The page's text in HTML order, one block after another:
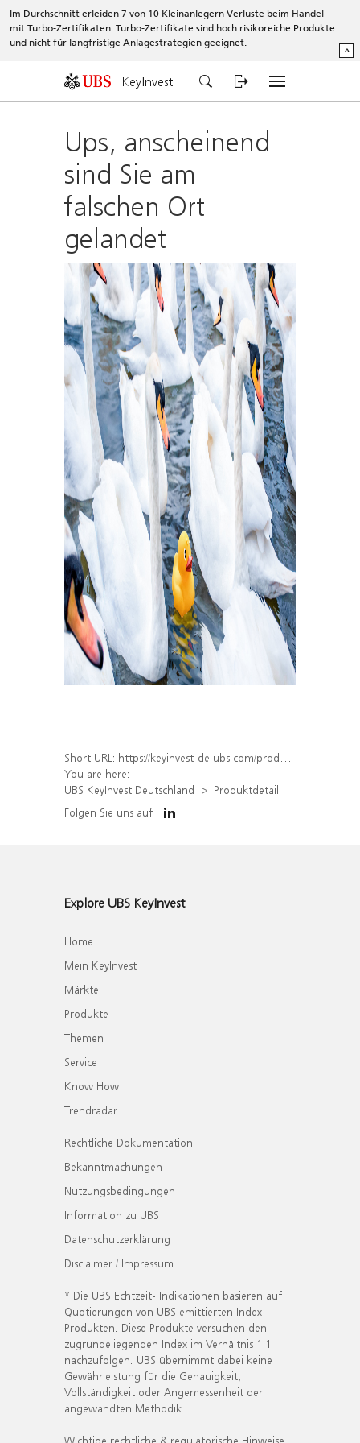
Im Durchschnitt erleiden 7 von 10 Kleinanlegern Verluste beim Handel
mit Turbo-Zertifikaten. Turbo-Zertifikate sind hoch risikoreiche Produkte
und nicht für langfristige Anlagestrategien geeignet.
^
KeyInvest
Ups, anscheinend
sind Sie am
falschen Ort
gelandet
Short URL: https://keyinvest-de.ubs.com/produkt/detail/index/isin/DE000WA4XGX4
You are here:
UBS KeyInvest Deutschland
Produktdetail
Folgen Sie uns auf
Explore UBS KeyInvest
Home
Mein KeyInvest
Märkte
Produkte
Themen
Service
Know How
Trendradar
Rechtliche Dokumentation
Bekanntmachungen
Nutzungsbedingungen
Information zu UBS
Datenschutzerklärung
Disclaimer / Impressum
* Die UBS Echtzeit- Indikationen basieren auf
Quotierungen von UBS emittierten Index-
Produkten. Diese Produkte versuchen den
zugrundeliegenden Index im Verhältnis 1:1
nachzufolgen. UBS übernimmt dabei keine
Gewährleistung für die Genauigkeit,
Vollständigkeit oder Angemessenheit der
angewandten Methodik.